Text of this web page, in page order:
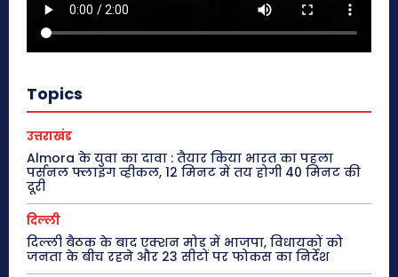
Topics
उत्तराखंड
Almora के युवा का दावा : तैयार किया भारत का पहला
पर्सनल फ्लाइंग व्हीकल, 12 मिनट में तय होगी 40 मिनट की
दूरी
दिल्ली
दिल्ली बैठक के बाद एक्शन मोड में भाजपा, विधायकों को
जनता के बीच रहने और 23 सीटों पर फोकस का निर्देश